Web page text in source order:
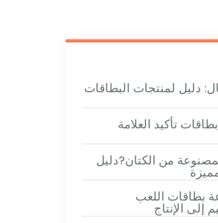
دليل لمنتجات البطاقات
تأكيد العلامة
من الكتان?دليل
بطاقات اللعب
الإنتاج